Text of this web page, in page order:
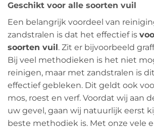
Geschikt voor alle soorten vuil
Een belangrijk voordeel van
zandstralen is dat het effectief is
soorten vuil . Zit er bijvoorbeeld
Bij veel methodieken is het niet
reinigen, maar met zandstralen is
effectief gebleken. Dit geldt ook
mos, roest en verf. Voordat wij aan
uw gevel, gaan wij natuurlijk eerst
beste methodiek is. Met onze vele